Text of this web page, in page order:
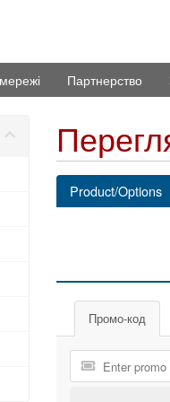
Партнерство
Product/Options
Промо-код